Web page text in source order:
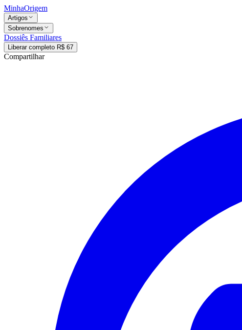
MinhaOrigem
Artigos
Sobrenomes
Dossiês Familiares
Liberar completo R$ 67
Compartilhar